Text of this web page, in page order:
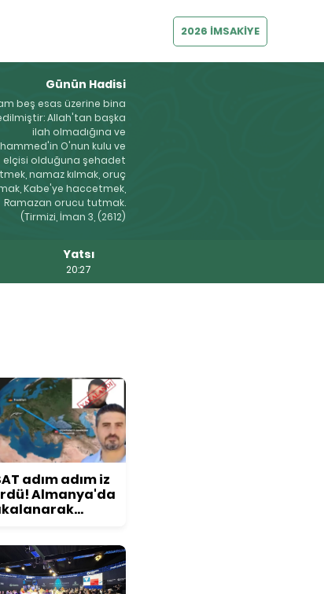
2026 İMSAKİYE
Günün Hadisi
beş esas üzerine bina
Allah'tan başka
ilah olmadığına ve
O'nun kulu ve
elçisi olduğuna şehadet
namaz kılmak, oruç
Kabe'ye haccetmek,
Ramazan orucu tutmak.
(Tirmizi, İman 3, (2612)
Yatsı
20:27
adım adım iz
Almanya'da